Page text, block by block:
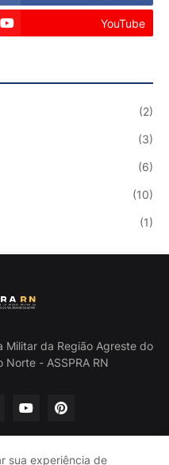
YouTube
(2)
(3)
(6)
(10)
(1)
Militar da Região Agreste do
Norte - ASSPRA RN
sua experiência de